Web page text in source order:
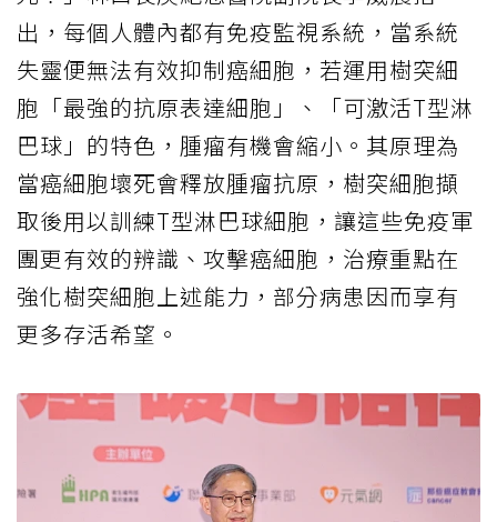
出，每個人體內都有免疫監視系統，當系統
失靈便無法有效抑制癌細胞，若運用樹突細
胞「最強的抗原表達細胞」、「可激活T型淋
巴球」的特色，腫瘤有機會縮小。其原理為
當癌細胞壞死會釋放腫瘤抗原，樹突細胞擷
取後用以訓練T型淋巴球細胞，讓這些免疫軍
團更有效的辨識、攻擊癌細胞，治療重點在
強化樹突細胞上述能力，部分病患因而享有
更多存活希望。